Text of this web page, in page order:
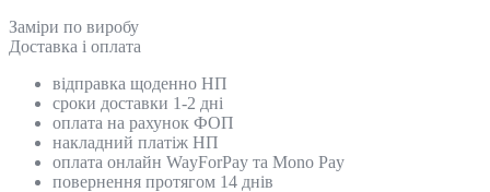
Замiри по виробу
Доставка і оплата
відправка щоденно НП
сроки доставки 1-2 дні
оплата на рахунок ФОП
накладний платіж НП
оплата онлайн WayForPay та Mono Pay
повернення протягом 14 днів